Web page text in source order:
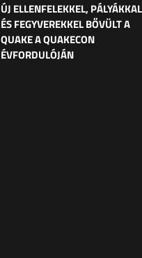
ÚJ ELLENFELEKKEL, PÁLYÁKKAL
ÉS FEGYVEREKKEL BŐVÜLT A
QUAKE A QUAKECON
ÉVFORDULÓJÁN